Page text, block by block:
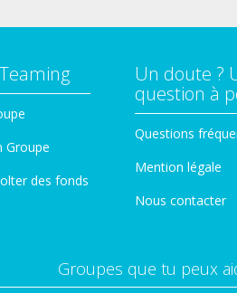
Groupe
des fonds
Un doute ?
question à
Questions
Mention légale
Nous contacter
Groupes que tu peux